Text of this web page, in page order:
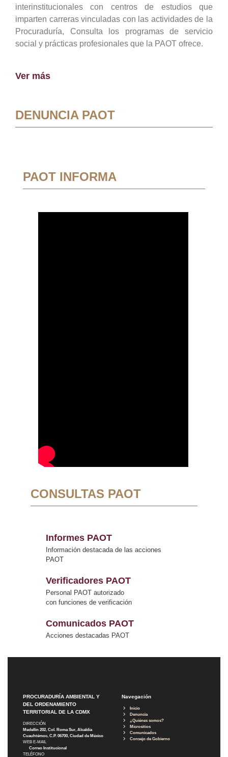
interinstitucionales con centros de estudios que
imparten carreras vinculadas con las actividades de la
Procuraduría, Consulta los programas de servicio
social y prácticas profesionales que la PAOT ofrece.
Ver más
DENUNCIA PAOT
PAOT INFORMA
CONSULTAS PAOT
Informes PAOT
Información destacada de las acciones
PAOT
Verificadores PAOT
Personal PAOT autorizado
con funciones de verificación
Comunicados PAOT
Acciones destacadas PAOT
PROCURADURÍA AMBIENTAL Y
DEL ORDENAMIENTO
TERRITORIAL DE LA CDMX
DIRECCIÓN
Medellín 202, Col. Roma Sur, Alcaldía
Cuauhtémoc, C.P. 06700, Ciudad de México
WEB E-MAIL
Correo Institucional
TELÉFONO
Navegación
Inicio
Denuncia
¿Quiénes somos?
Micrositios
Comunicados
Consejo de Gobierno